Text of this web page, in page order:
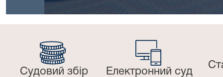
Судовий збір Електронний суд